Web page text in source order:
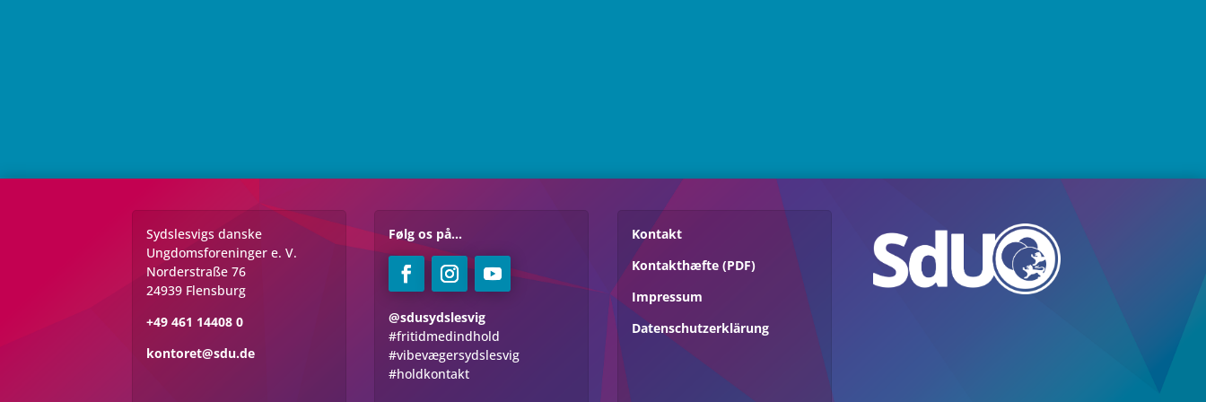
Sydslesvigs danske
Ungdomsforeninger e. V.
Norderstraße 76
24939 Flensburg
+49 461 14408 0
kontoret@sdu.de
Følg os på...
@sdusydslesvig
#fritidmedindhold
#vibevægersydslesvig
#holdkontakt
Kontakt
Kontakthæfte (PDF)
Impressum
Datenschutzerklärung